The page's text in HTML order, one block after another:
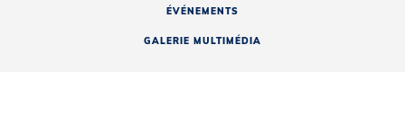
ÉVÉNEMENTS
GALERIE MULTIMÉDIA